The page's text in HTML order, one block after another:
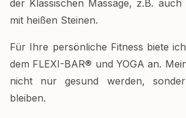
der Klassischen Massage, z.B. auch
mit heißen Steinen.
Für Ihre persönliche Fitness biete
dem FLEXI-BAR® und YOGA an.
nicht nur gesund werden,
bleiben.